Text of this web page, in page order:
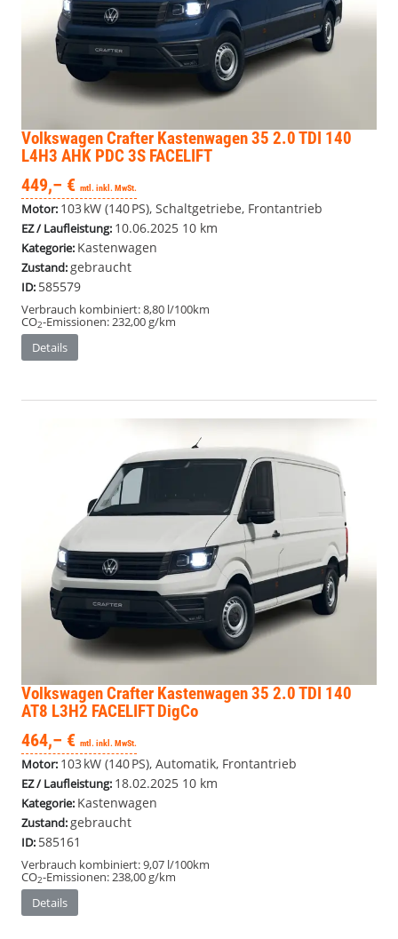
Volkswagen Crafter Kastenwagen35 2.0 TDI 140
L4H3 AHK PDC 3S FACELIFT
449,– € mtl. inkl. MwSt.
Motor: 103 kW (140 PS), Schaltgetriebe, Frontantrieb
EZ / Laufleistung: 10.06.2025 10 km
Kategorie: Kastenwagen
Zustand: gebraucht
ID: 585579
Verbrauch kombiniert:8,80 l/100km
CO2-Emissionen:232,00 g/km
Details
Volkswagen Crafter Kastenwagen35 2.0 TDI 140
AT8 L3H2 FACELIFT DigCo
464,– € mtl. inkl. MwSt.
Motor: 103 kW (140 PS), Automatik, Frontantrieb
EZ / Laufleistung: 18.02.2025 10 km
Kategorie: Kastenwagen
Zustand:gebraucht
ID: 585161
Verbrauch kombiniert:9,07 l/100km
CO2-Emissionen:238,00 g/km
Details